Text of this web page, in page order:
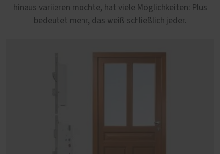
hinaus variieren möchte, hat viele Möglichkeiten: Plus
bedeutet mehr, das weiß schließlich jeder.